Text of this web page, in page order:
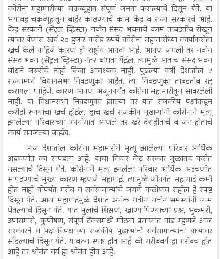
कोरोना महामारीच्या चक्रव्यूहात संपूर्ण जनता फसल्याचे दिसून येते. या
भयावह चक्रव्यूहातून बाहेर काढण्याचे काम केंद्र व राज्य सरकारचे आहे.
केंद्र सरकाने (सेंट्रल व्हिस्टा) नवीन संसद भवनाचे काम ताबडतोब रोखून
त्यावर येणारा खर्च २० हजार करोड रुपये कोरोना महामारीच्या कार्याकरीता
खर्च केले पाहिजे कारण ही राष्ट्रीय आपदा आहे. आपण जगलो तर नवीन
संसद भवन (सेंट्रल व्हिस्टा) नंतर बांधता येईल. त्यामुळे आताच संसद भवन
बांधने जरूरीचे नाही किंवा आवश्यक नाही. पुढल्या वर्षी देशातील ५
राज्यामध्ये विधानसभा निवडणुका आहेत. त्या निवडणुका ताबडतोब रद्द
करायला पाहिजे. कारण आपण अजूनपर्यंत कोरोना महामारीतून सावरलेलो
नाही. या विधानसभा निवडणुका झाल्या तर यात राजकीय पक्षांकडून
करोडों रूपयांचा खर्च होईल. हाच खर्च राजकीय पुढाऱ्यांनी कोरोनाने मृत्यू
झालेल्या परिवाराच्या उपयोगात आणले तर खरे देशहीताचे व जन हीताचे
कार्य समजल्या जाईल.
आज देशातील कोरोना महामारीने मृत्यू झालेल्या परिवार आर्थिक
अडचणीत का सापडला आहे. याचा विचार केंद्र सरकार मुळातच करीत
नसल्याचे दिसून येते. कोरोनाने मृत्यू झालेला परिवार आर्थिक अडचणीत
सापडण्याचे मुख्य कारण म्हणजे महागाई. त्यामुळे जोपर्यंत महागाई कमी
होत नाही तोपर्यंत गरीब व सर्वसामान्यांचे जगणे कठीणच राहील हे स्पष्ट
दिसून येते. आज महागाईमुळे देशात अनेक नवीन नवीन समस्यांनी जन्म
घेतल्याचे दिसून येते. यात मुलांचे शिक्षण, खाण्यापिण्याच्या प्रश्न, भुकमरी,
उपासमारी, कुपोषण, संपूर्ण टॅक्समध्ये मोठ्या प्रमाणात वाढ म्हणजे आज
सरकारने व पक्ष-विपक्षाच्या राजकीय पुढाऱ्यांनी सर्वसामान्यांना वाऱ्यावर
सोडल्याचे दिसून येते. यावरून स्पष्ट होत आहे की गरीबवर्ग हा गरीबच होत
आहे तर श्रीमंत वर्ग हा श्रीमंत होत आहे.